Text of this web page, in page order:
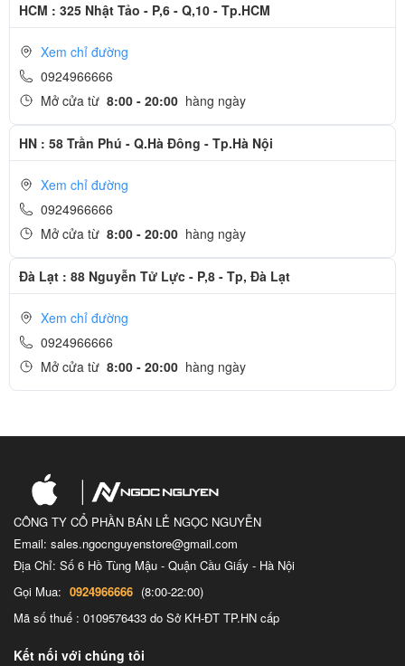
CHIP Apple T2 vẫn được nâng cấp và sử dụng trên Macbook Pro
13 inch 2020, với Chip T2 bạn sẽ an tâm hơn bao giờ hêt với khả
năng bảo mật của nó trên Macbook của bạn. Chip T2 giúp bạn khở
động và mã hoá dữ liêu của bạn an toàn hơn, cũng như đảm nhiệm
thêm phần xử lý bảo mật cho TouchID, bộ điều khiển âm thanh, ổ
cứng SSD. Siri hoạt động hoàn hảo hơn với chip T2, sẵn sàng mở
các tài liệu của bạn chỉ với câu lệnh " Hi Siri ".
Mang hình ảnh và âm thanh thực tế tới tai bạn
Với màn hình Retina vốn đã rất nổi tiếng của Apple nó đem lại màu
đen sâu và màu trắng sáng, nó hỗ trợ hệ màu mở rộng P3 cho màu
xanh lá xanh hơn và màu đỏ rực rỡ hơn so với hệ màu sRGB. Công
nghệ Truetone được trang bị trên hết các Macbook Pro của mình,
lập, và mic được định hướng theo dạng phòng thu, giúp bạn có
những cuôc trò chuyện Facetime và Hi Siri rõ ràng và tốt hơn.
HCM : 325 Nhật Tảo - P,6 - Q,10 - Tp.HCM
Xem chỉ đường
0924966666
Mở cửa từ 8:00 - 20:00 hàng ngày
HN : 58 Trần Phú - Q.Hà Đông - Tp.Hà Nội
Xem chỉ đường
0924966666
Mở cửa từ 8:00 - 20:00 hàng ngày
Đà Lạt : 88 Nguyễn Tử Lực - P,8 - Tp, Đà Lạt
Xem chỉ đường
0924966666
Mở cửa từ 8:00 - 20:00 hàng ngày
CÔNG TY CỔ PHẦN BÁN LẺ NGỌC NGUYỄN
Email: sales.ngocnguyenstore@gmail.com
Địa Chỉ: Số 6 Hồ Tùng Mậu - Quận Cầu Giấy - Hà Nội
Gọi Mua: 0924966666 (8:00-22:00)
Mã số thuế : 0109576433 do Sở KH-ĐT TP.HN cấp
Kết nối với chúng tôi